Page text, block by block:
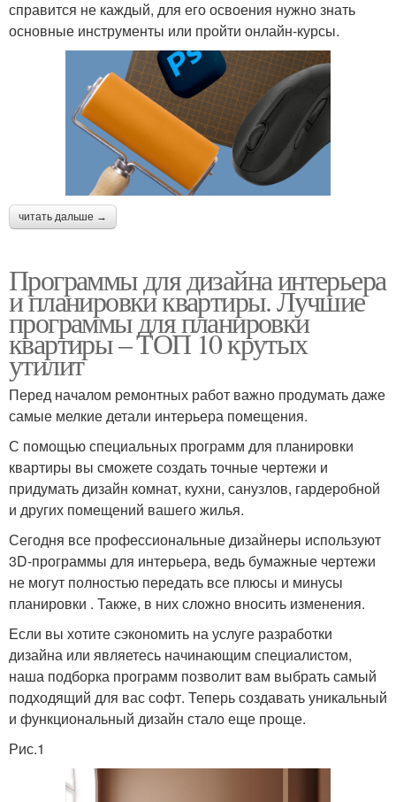
справится не каждый, для его освоения нужно знать
основные инструменты или пройти онлайн-курсы.
читать дальше →
Программы для дизайна интерьера
и планировки квартиры. Лучшие
программы для планировки
квартиры – ТОП 10 крутых
утилит
Перед началом ремонтных работ важно продумать даже
самые мелкие детали интерьера помещения.
С помощью специальных программ для планировки
квартиры вы сможете создать точные чертежи и
придумать дизайн комнат, кухни, санузлов, гардеробной
и других помещений вашего жилья.
Сегодня все профессиональные дизайнеры используют
3D-программы для интерьера, ведь бумажные чертежи
не могут полностью передать все плюсы и минусы
планировки . Также, в них сложно вносить изменения.
Если вы хотите сэкономить на услуге разработки
дизайна или являетесь начинающим специалистом,
наша подборка программ позволит вам выбрать самый
подходящий для вас софт. Теперь создавать уникальный
и функциональный дизайн стало еще проще.
Рис.1